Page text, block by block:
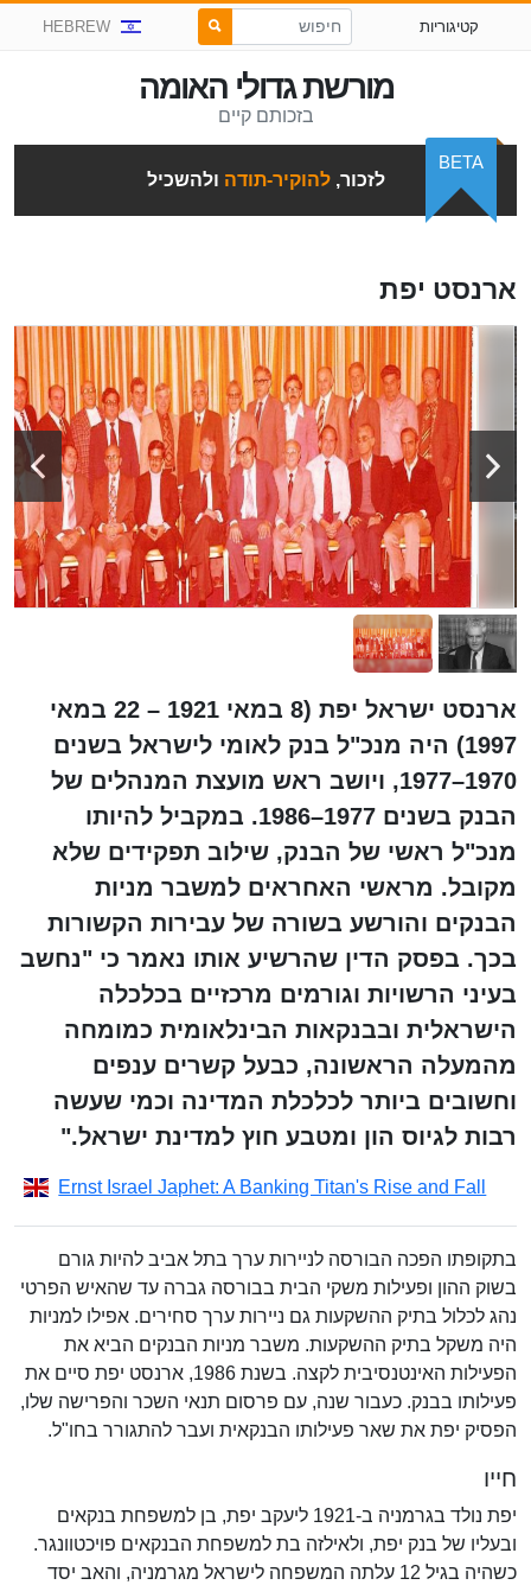
קטיגוריות HEBREW
מורשת גדולי האומה
בזכותם קיים
לזכור,להוקיר-תודה ולהשכיל
BETA
ארנסט יפת
ארנסט ישראל יפת (8 במאי 1921 – 22 במאי
1997) היה מנכ"ל בנק לאומי לישראל בשנים
1970–1977, ויושב ראש מועצת המנהלים של
הבנק בשנים 1977–1986. במקביל להיותו
מנכ"ל ראשי של הבנק, שילוב תפקידים שלא
מקובל. מראשי האחראים למשבר מניות
הבנקים והורשע בשורה של עבירות הקשורות
בכך. בפסק הדין שהרשיע אותו נאמר כי "נחשב
בעיני הרשויות וגורמים מרכזיים בכלכלה
הישראלית ובבנקאות הבינלאומית כמומחה
מהמעלה הראשונה, כבעל קשרים ענפים
וחשובים ביותר לכלכלת המדינה וכמי שעשה
רבות לגיוס הון ומטבע חוץ למדינת ישראל."
Ernst Israel Japhet: A Banking Titan's Rise and Fall
בתקופתו הפכה הבורסה לניירות ערך בתל אביב להיות גורם
בשוק ההון ופעילות משקי הבית בבורסה גברה עד שהאיש הפרטי
נהג לכלול בתיק ההשקעות גם ניירות ערך סחירים. אפילו למניות
היה משקל בתיק ההשקעות. משבר מניות הבנקים הביא את
הפעילות האינטנסיבית לקצה. בשנת 1986, ארנסט יפת סיים את
פעילותו בבנק. כעבור שנה, עם פרסום תנאי השכר והפרישה שלו,
הפסיק יפת את שאר פעילותו הבנקאית ועבר להתגורר בחו"ל.
חייו
יפת נולד בגרמניה ב-1921 ליעקב יפת, בן למשפחת בנקאים
ובעליו של בנק יפת, ולאילזה בת למשפחת הבנקאים פויכטוונגר.
כשהיה בגיל 12 עלתה המשפחה לישראל מגרמניה, והאב יסד